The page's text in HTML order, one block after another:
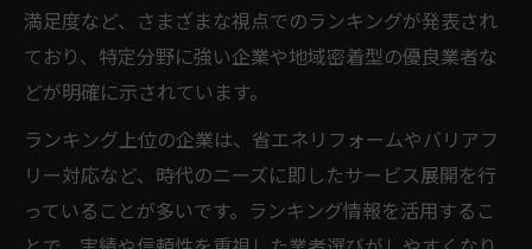
満足度など、さまざまな視点でのランキングが発表され
ており、特定分野に強い企業や地域密着型の優良業者な
どが明確に示されています。
ランキング上位の企業は、省エネリフォームやバリアフ
リー対応など、時代のニーズに即したサービス展開を行
っていることが多いです。ランキング情報を活用するこ